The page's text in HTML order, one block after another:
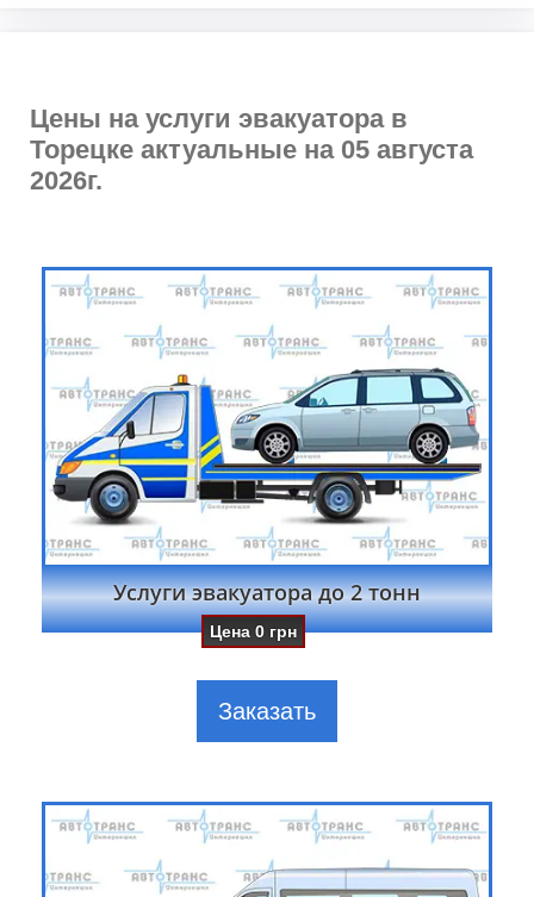
Цены на услуги эвакуатора в
Торецке актуальные на 05 августа
2026г.
Услуги эвакуатора до 2 тонн
Цена0 грн
Заказать